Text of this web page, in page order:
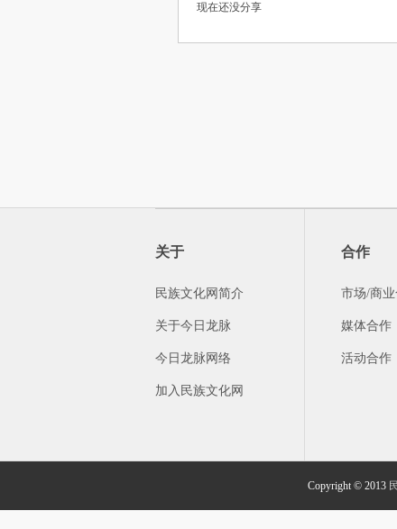
现在还没分享
关于
民族文化网简介
关于今日龙脉
今日龙脉网络
加入民族文化网
合作
市场/商
媒体合作
活动合作
Copyright © 2013